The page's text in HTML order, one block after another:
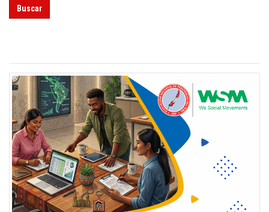
Buscar